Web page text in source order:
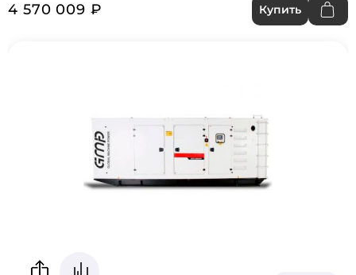
4 570 009 ₽
Купить